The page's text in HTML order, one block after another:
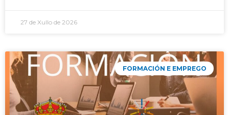
27 de Xullo de 2026
FORMACIÓN E EMPREGO